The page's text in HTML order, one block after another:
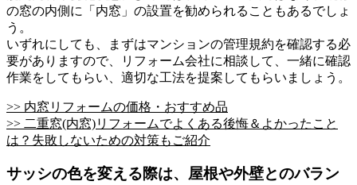
の窓の内側に「内窓」の設置を勧められることもあるでしょ
う。
いずれにしても、まずはマンションの管理規約を確認する必
要がありますので、リフォーム会社に相談して、一緒に確認
作業をしてもらい、適切な工法を提案してもらいましょう。
>> 内窓リフォームの価格・おすすめ品
>> 二重窓(内窓)リフォームでよくある後悔＆よかったこと
は？失敗しないための対策もご紹介
サッシの色を変える際は、屋根や外壁とのバラン